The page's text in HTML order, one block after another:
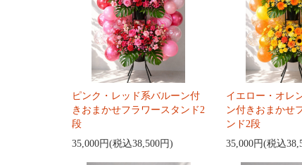
ピンク・レッド系バルーン付
きおまかせフラワースタンド2
段
35,000円(税込38,500円)
イエロー・オレ
ン付きおまかせ
ンド2段
35,000円(税込